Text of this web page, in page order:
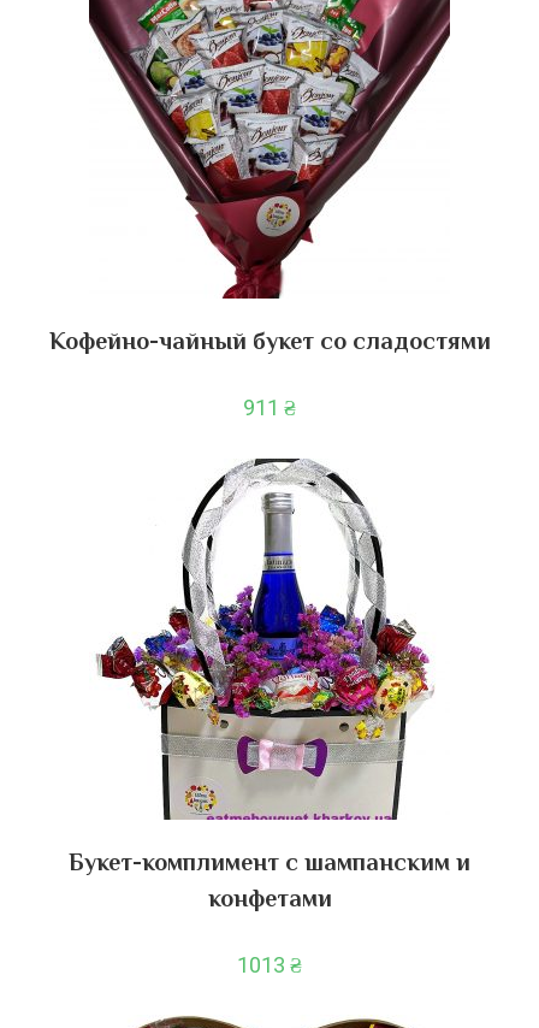
Кофейно-чайный букет со сладостями
911 ₴
Букет-комплимент с шампанским и
конфетами
1013 ₴